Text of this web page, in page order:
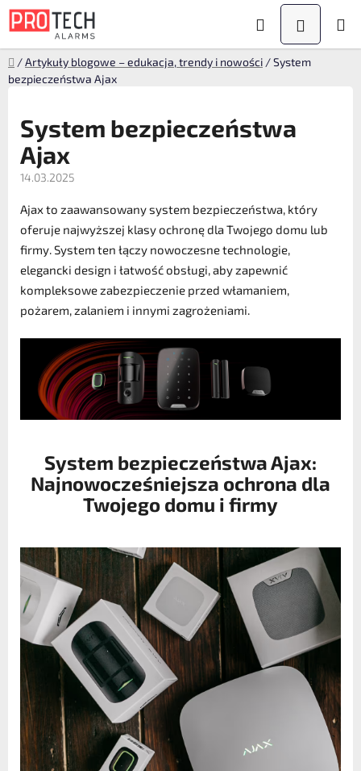
Przejść
do
Szukaj KOSZYK
Home
/Artykuły blogowe – edukacja, trendy i nowości /System
bezpieczeństwa Ajax
System bezpieczeństwa
Ajax
14.03.2025
Ajax to zaawansowany system bezpieczeństwa, który
oferuje najwyższej klasy ochronę dla Twojego domu lub
firmy. System ten łączy nowoczesne technologie,
elegancki design i łatwość obsługi, aby zapewnić
kompleksowe zabezpieczenie przed włamaniem,
pożarem, zalaniem i innymi zagrożeniami.
System bezpieczeństwa Ajax:
Najnowocześniejsza ochrona dla
Twojego domu i firmy